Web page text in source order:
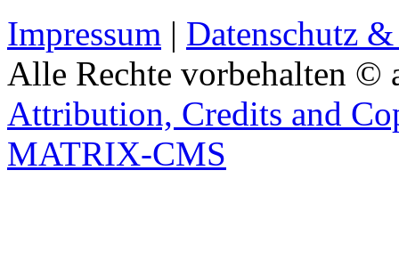
Impressum | Datenschutz
Alle Rechte vorbehalten ©
Attribution, Credits and
MATRIX-CMS